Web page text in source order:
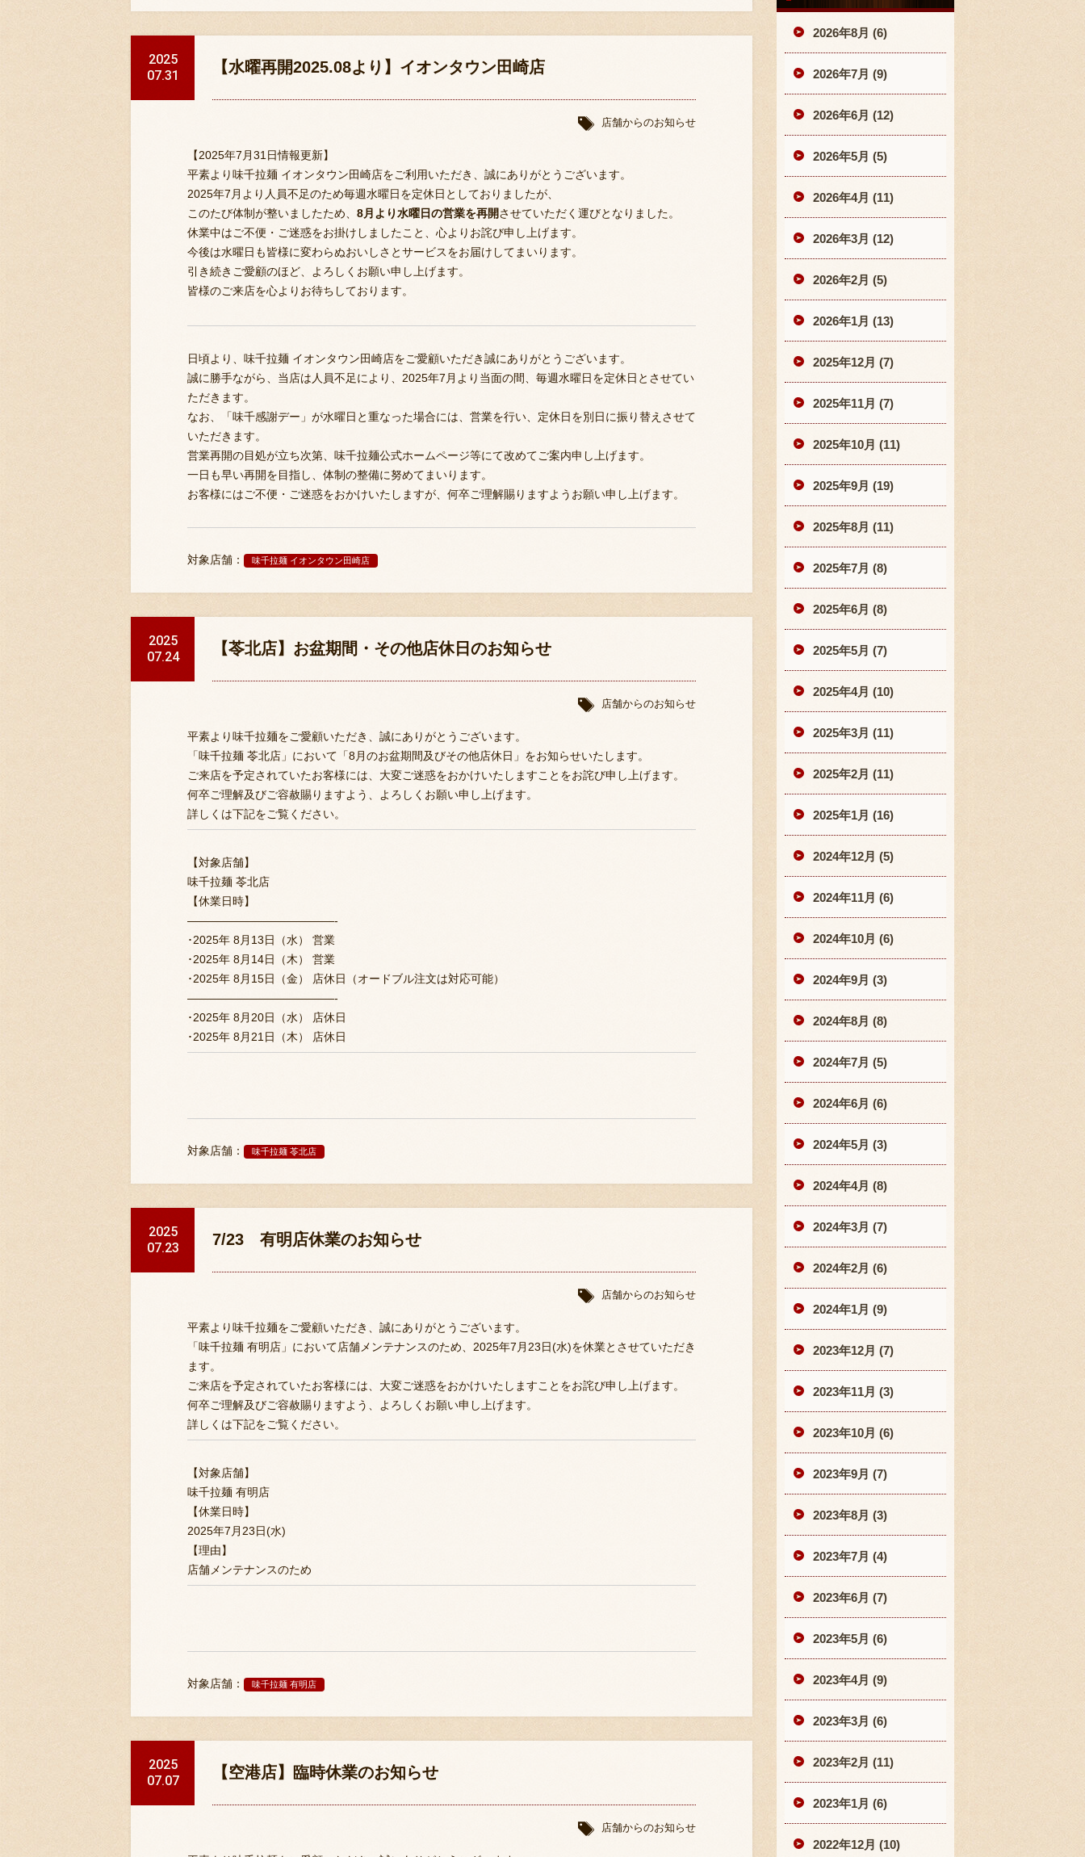
2025
07.31
【水曜再開2025.08より】イオンタウン田崎店
店舗からのお知らせ
【2025年7月31日情報更新】
平素より味千拉麺 イオンタウン田崎店をご利用いただき、誠にありがとうございます。
2025年7月より人員不足のため毎週水曜日を定休日としておりましたが、
このたび体制が整いましたため、 8月より水曜日の営業を再開させていただく運びとなりました。
休業中はご不便・ご迷惑をお掛けしましたこと、心よりお詫び申し上げます。
今後は水曜日も皆様に変わらぬおいしさとサービスをお届けしてまいります。
引き続きご愛顧のほど、よろしくお願い申し上げます。
皆様のご来店を心よりお待ちしております。
日頃より、味千拉麺 イオンタウン田崎店をご愛顧いただき誠にありがとうございます。
誠に勝手ながら、当店は人員不足により、2025年7月より当面の間、毎週水曜日を定休日とさせてい
ただきます。
なお、「味千感謝デー」が水曜日と重なった場合には、営業を行い、定休日を別日に振り替えさせて
いただきます。
営業再開の目処が立ち次第、味千拉麺公式ホームページ等にて改めてご案内申し上げます。
一日も早い再開を目指し、体制の整備に努めてまいります。
お客様にはご不便・ご迷惑をおかけいたしますが、何卒ご理解賜りますようお願い申し上げます。
対象店舗： 味千拉麺 イオンタウン田崎店
2025
07.24
【苓北店】お盆期間・その他店休日のお知らせ
店舗からのお知らせ
平素より味千拉麺をご愛顧いただき、誠にありがとうございます。
「味千拉麺 苓北店」において「8月のお盆期間及びその他店休日」をお知らせいたします。
ご来店を予定されていたお客様には、大変ご迷惑をおかけいたしますことをお詫び申し上げます。
何卒ご理解及びご容赦賜りますよう、よろしくお願い申し上げます。
詳しくは下記をご覧ください。
【対象店舗】
味千拉麺 苓北店
【休業日時】
—————————————-
･2025年 8月13日（水） 営業
･2025年 8月14日（木） 営業
･2025年 8月15日（金） 店休日（オードブル注文は対応可能）
—————————————-
･2025年 8月20日（水） 店休日
･2025年 8月21日（木） 店休日
対象店舗： 味千拉麺 苓北店
2025
07.23
7/23 有明店休業のお知らせ
店舗からのお知らせ
平素より味千拉麺をご愛顧いただき、誠にありがとうございます。
「味千拉麺 有明店」において店舗メンテナンスのため、2025年7月23日(水)を休業とさせていただき
ます。
ご来店を予定されていたお客様には、大変ご迷惑をおかけいたしますことをお詫び申し上げます。
何卒ご理解及びご容赦賜りますよう、よろしくお願い申し上げます。
詳しくは下記をご覧ください。
【対象店舗】
味千拉麺 有明店
【休業日時】
2025年7月23日(水)
【理由】
店舗メンテナンスのため
対象店舗： 味千拉麺 有明店
2025
07.07
【空港店】臨時休業のお知らせ
店舗からのお知らせ
2026年8月 (6)
2026年7月 (9)
2026年6月 (12)
2026年5月 (5)
2026年4月 (11)
2026年3月 (12)
2026年2月 (5)
2026年1月 (13)
2025年12月 (7)
2025年11月 (7)
2025年10月 (11)
2025年9月 (19)
2025年8月 (11)
2025年7月 (8)
2025年6月 (8)
2025年5月 (7)
2025年4月 (10)
2025年3月 (11)
2025年2月 (11)
2025年1月 (16)
2024年12月 (5)
2024年11月 (6)
2024年10月 (6)
2024年9月 (3)
2024年8月 (8)
2024年7月 (5)
2024年6月 (6)
2024年5月 (3)
2024年4月 (8)
2024年3月 (7)
2024年2月 (6)
2024年1月 (9)
2023年12月 (7)
2023年11月 (3)
2023年10月 (6)
2023年9月 (7)
2023年8月 (3)
2023年7月 (4)
2023年6月 (7)
2023年5月 (6)
2023年4月 (9)
2023年3月 (6)
2023年2月 (11)
2023年1月 (6)
2022年12月 (10)